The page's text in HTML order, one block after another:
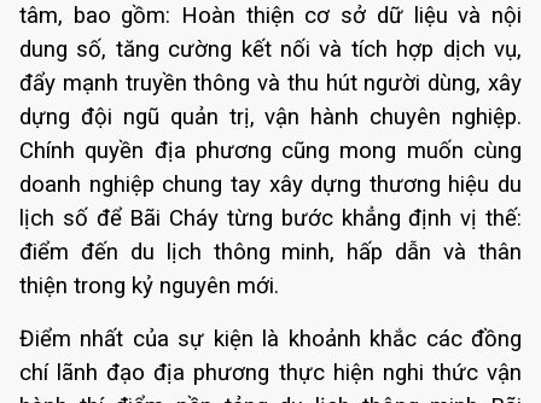
tâm, bao gồm: Hoàn thiện cơ sở dữ liệu và nội
dung số, tăng cường kết nối và tích hợp dịch vụ,
đẩy mạnh truyền thông và thu hút người dùng, xây
dựng đội ngũ quản trị, vận hành chuyên nghiệp.
Chính quyền địa phương cũng mong muốn cùng
doanh nghiệp chung tay xây dựng thương hiệu du
lịch số để Bãi Cháy từng bước khẳng định vị thế:
điểm đến du lịch thông minh, hấp dẫn và thân
thiện trong kỷ nguyên mới.
Điểm nhất của sự kiện là khoảnh khắc các đồng
chí lãnh đạo địa phương thực hiện nghi thức vận